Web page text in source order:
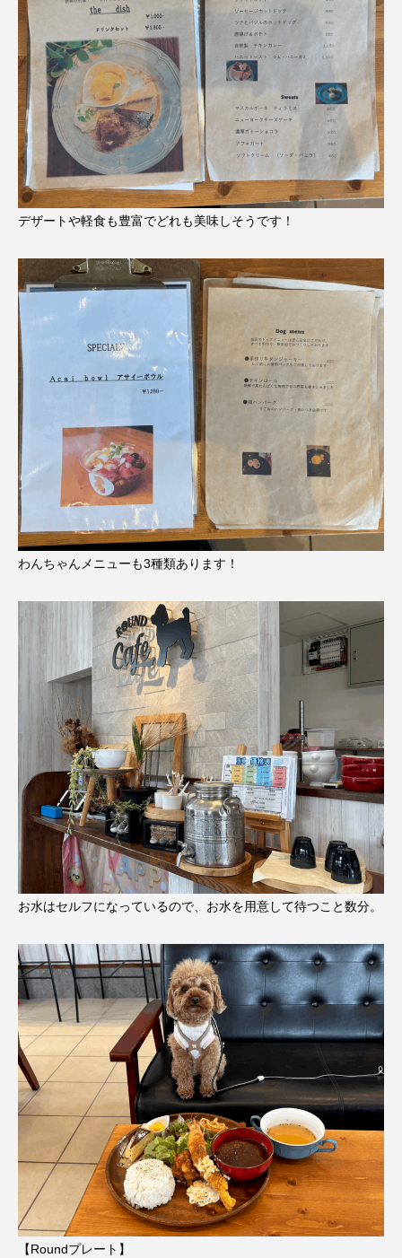
デザートや軽食も豊富でどれも美味しそうです！
わんちゃんメニューも3種類あります！
お水はセルフになっているので、お水を用意して待つこと数分。
【Roundプレート】